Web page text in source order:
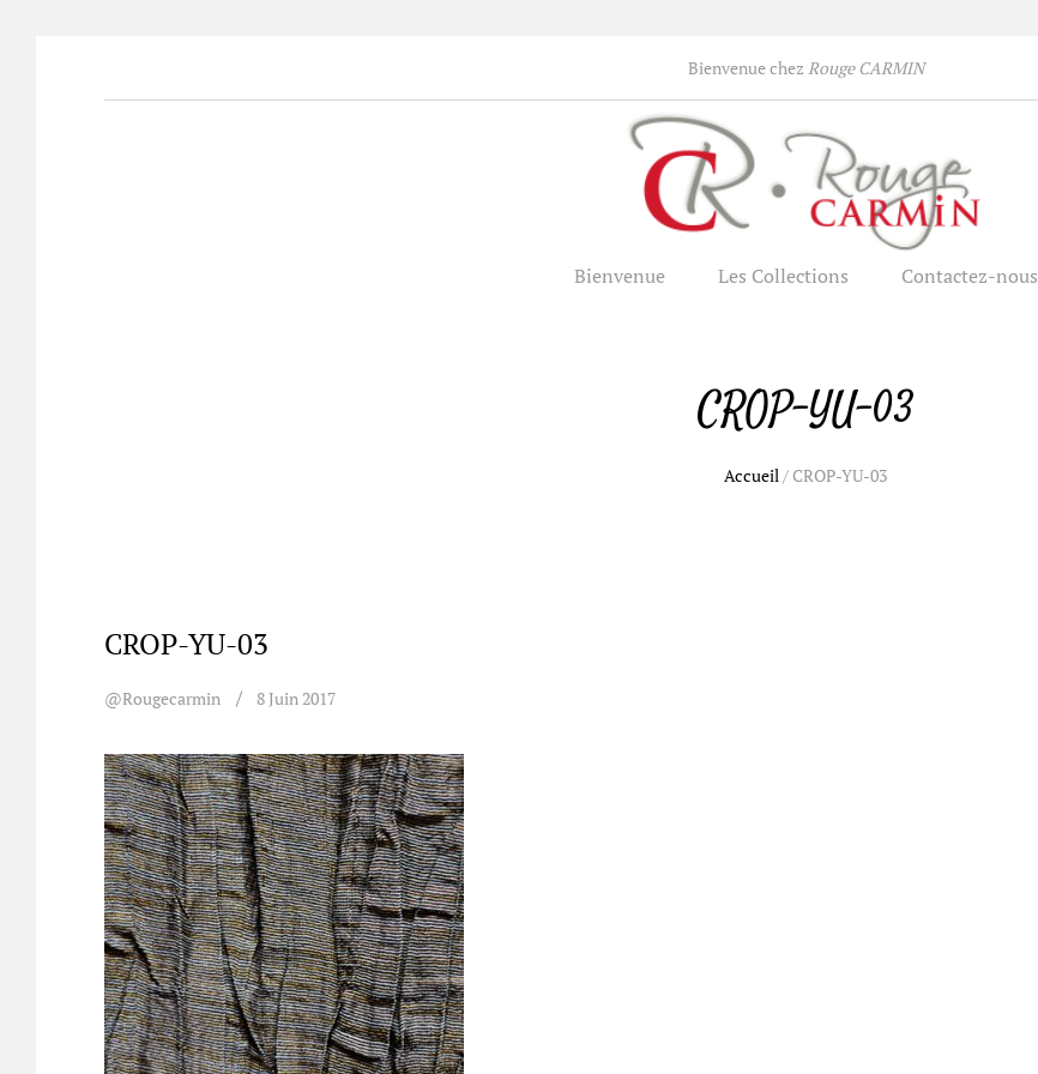
Bienvenue chez Rouge CARMIN
Bienvenue Les Collections Contactez-nous
CROP-YU-03
Accueil/CROP-YU-03
CROP-YU-03
@rougecarmin 8 Juin 2017